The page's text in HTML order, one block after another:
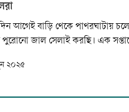
আগেই বাড়ি থেকে পাথরঘাটায়
জাল সেলাই করছি। এক
রাত থেকে জাল ফেলব।’
আলী। গতকাল বুধবার সকালে
২০২৫